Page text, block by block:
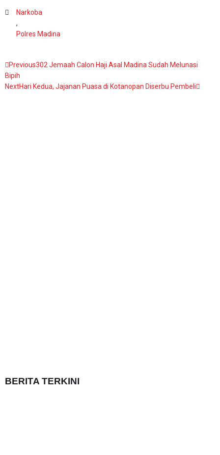
Narkoba
,
Polres Madina
Previous302 Jemaah Calon Haji Asal Madina Sudah Melunasi
Bipih
NextHari Kedua, Jajanan Puasa di Kotanopan Diserbu Pembeli
BERITA TERKINI